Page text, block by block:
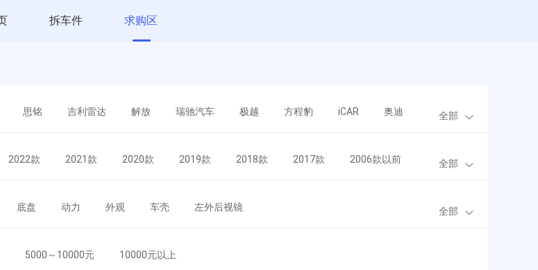
拆车件 求购区
思铭 吉利雷达 解放 瑞驰汽车 极越 方程豹 iCAR 奥迪 全部
2022款 2021款 2020款 2019款 2018款 2017款 2006款以前 全部
底盘 动力 外观 车壳 左外后视镜 全部
5000～10000元 10000元以上